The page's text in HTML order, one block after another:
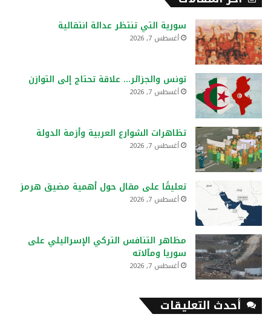
سورية التي تنتظر عدالة انتقالية
أغسطس 7, 2026
تونس والجزائر… علاقة تحتاج إلى التوازن
أغسطس 7, 2026
تظاهرات الشوارع العربية وأزمة الدولة
أغسطس 7, 2026
تعليقًا على مقال حول أهمية مضيق هرمز
أغسطس 7, 2026
مظاهر التنافس التركي الإسرائيلي على
سوريا ومآلاته
أغسطس 7, 2026
أحدث التعليقات